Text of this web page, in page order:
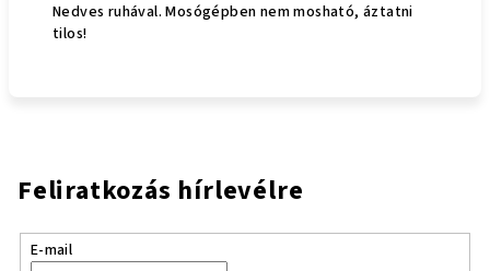
Nedves ruhával. Mosógépben nem mosható, áztatni
tilos!
Feliratkozás hírlevélre
E-mail